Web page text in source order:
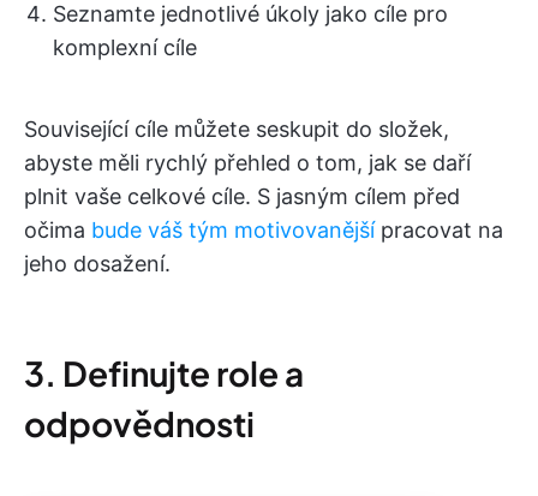
Seznamte jednotlivé úkoly jako cíle pro
komplexní cíle
Související cíle můžete seskupit do složek,
abyste měli rychlý přehled o tom, jak se daří
plnit vaše celkové cíle. S jasným cílem před
očima bude váš tým motivovanějšípracovat na
jeho dosažení.
3. Definujte role a
odpovědnosti